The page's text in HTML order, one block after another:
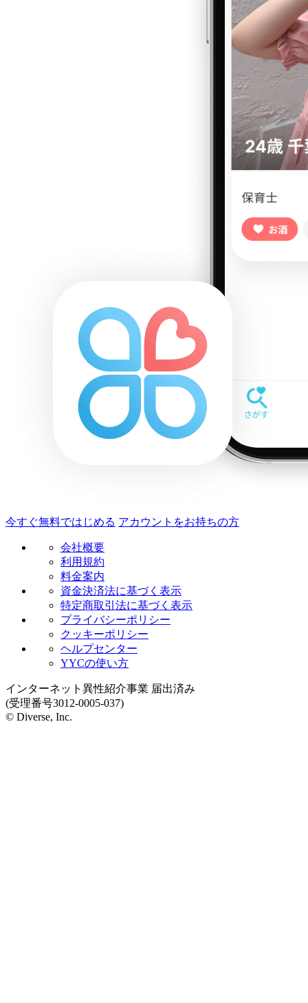
今すぐ無料ではじめる アカウントをお持ちの方
会社概要
利用規約
料金案内
資金決済法に基づく表示
特定商取引法に基づく表示
プライバシーポリシー
クッキーポリシー
ヘルプセンター
YYCの使い方
インターネット異性紹介事業 届出済み
(受理番号3012-0005-037)
© Diverse, Inc.